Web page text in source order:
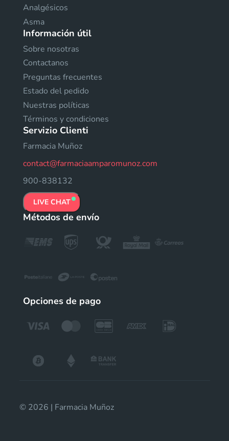
Analgésicos
Asma
Información útil
Sobre nosotras
Contactanos
Preguntas frecuentes
Estado del pedido
Nuestras políticas
Términos y condiciones
Servizio Clienti
Farmacia Muñoz
contact@farmaciaamparomunoz.com
900-838132
LIVE CHAT
Métodos de envío
Opciones de pago
© 2026 | Farmacia Muñoz